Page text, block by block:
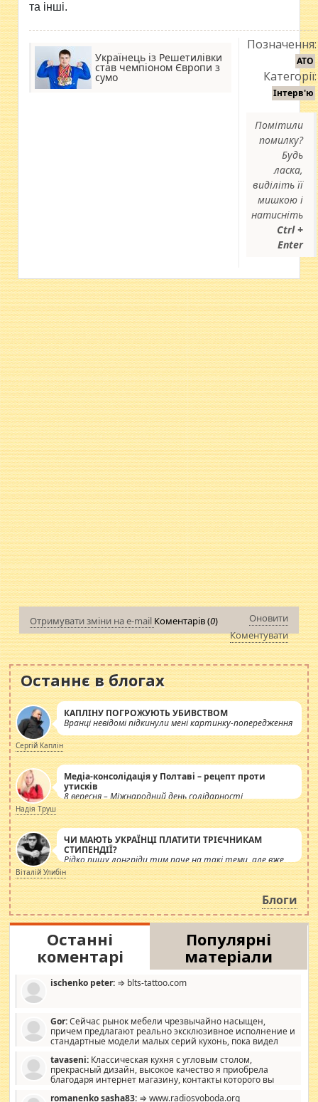
та інші.
Українець із Решетилівки
став чемпіоном Європи з
сумо
Позначення:
АТО
Категорії:
Інтерв'ю
Помітили
помилку?
Будь
ласка,
виділіть її
мишкою і
натисніть
Ctrl +
Enter
Отримувати зміни на e-mail Коментарів (0)
Оновити
Коментувати
Останнє в блогах
КАПЛІНУ ПОГРОЖУЮТЬ УБИВСТВОМ
Вранці невідомі підкинули мені картинку-попередження
Сергій Каплін
Медіа-консолідація у Полтаві – рецепт проти
утисків
8 вересня – Міжнародний день солідарності
журналістів.
Надія Труш
ЧИ МАЮТЬ УКРАЇНЦІ ПЛАТИТИ ТРІЄЧНИКАМ
СТИПЕНДІЇ?
Рідко пишу лонгріди тим паче на такі теми, але вже
просто дістало! Обурюють сьогоднішні інсенуації
навколо стипендіального питання. Штучно
роздувається ще одна соціальна катастрофа.
Віталій Улибін
Блоги
Останні
коментарі
Популярні
матеріали
ischenko peter: ⇒ blts-tattoo.com
Gor:Сейчас рынок мебели чрезвычайно насыщен,
причем предлагают реально эксклюзивное исполнение и
стандартные модели малых серий кухонь, пока видел
стандартные формы, в MebelOk, креативненько и что главное -
со вкусом все в порядке, без ненужных наворотов удорожающих
мебель, а это не последний фактор.
tavaseni: Классическая кухня с угловым столом,
прекрасный дизайн, высокое качество я приобрела
благодаря интернет магазину, контакты которого вы
romanenko sasha83: ⇒ www.radiosvoboda.org